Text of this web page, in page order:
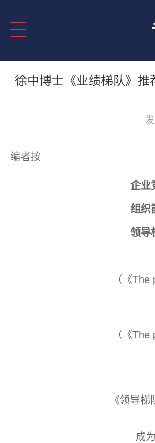
徐中博士《业绩梯队》
编者按
企业
组织
领导
（《
（《
《领导
成